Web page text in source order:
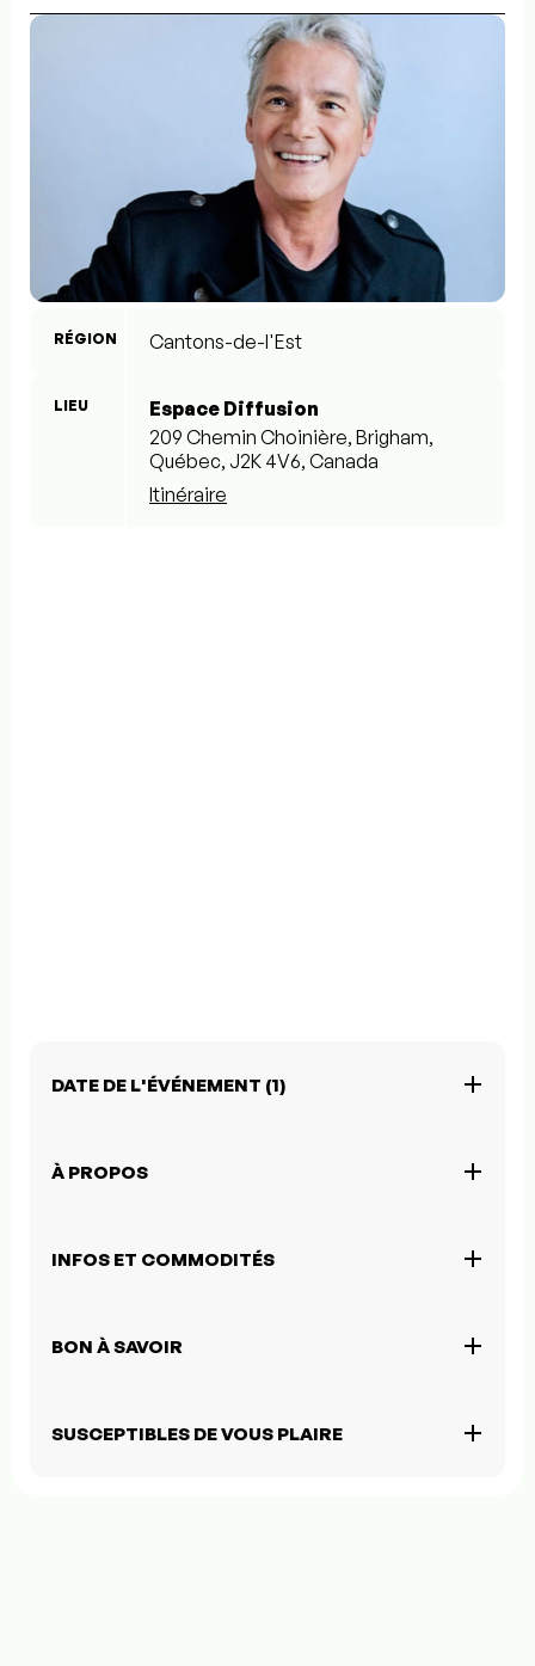
RÉGION Cantons-de-l'Est
LIEU
Espace Diffusion
209 Chemin Choinière, Brigham,
Québec, J2K 4V6, Canada
Itinéraire
DATE DE L'ÉVÉNEMENT (1)
À PROPOS
INFOS ET COMMODITÉS
BON À SAVOIR
SUSCEPTIBLES DE VOUS PLAIRE